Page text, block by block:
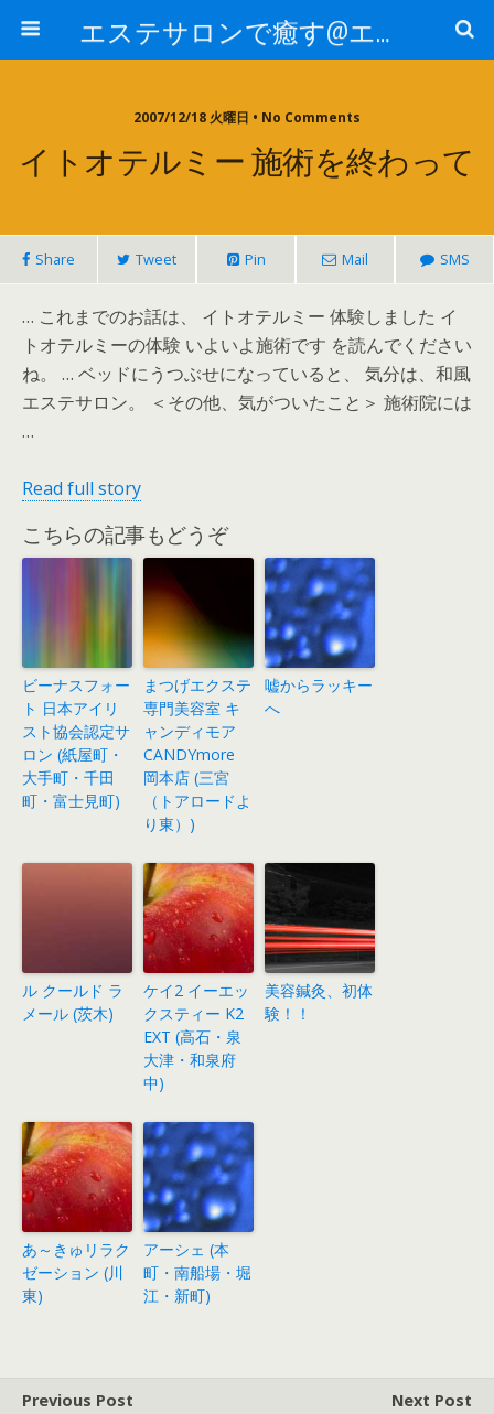
エステサロンで癒す@エステ～全国エステ情報
2007/12/18 火曜日 • No Comments
イトオテルミー 施術を終わって
Share Tweet Pin Mail SMS
… これまでのお話は、 イトオテルミー 体験しました イ
トオテルミーの体験 いよいよ施術です を読んでください
ね。 … ベッドにうつぶせになっていると、 気分は、和風
エステサロン。 ＜その他、気がついたこと＞ 施術院には
…
Read full story
こちらの記事もどうぞ
ビーナスフォー
ト 日本アイリ
スト協会認定サ
ロン (紙屋町・
大手町・千田
町・富士見町)
まつげエクステ
専門美容室 キ
ャンディモア
CANDYmore
岡本店 (三宮
（トアロードよ
り東）)
嘘からラッキー
へ
ル クールド ラ
メール (茨木)
ケイ2 イーエッ
クスティー K2
EXT (高石・泉
大津・和泉府
中)
美容鍼灸、初体
験！！
あ～きゅリラク
ゼーション (川
東)
アーシェ (本
町・南船場・堀
江・新町)
Previous Post
Next Post